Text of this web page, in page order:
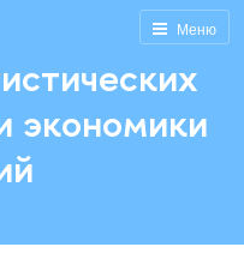
Меню
экономики